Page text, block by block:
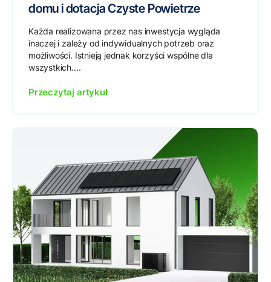
domu i dotacja Czyste Powietrze
Każda realizowana przez nas inwestycja wygląda
inaczej i zależy od indywidualnych potrzeb oraz
możliwości. Istnieją jednak korzyści wspólne dla
wszystkich....
Przeczytaj artykuł